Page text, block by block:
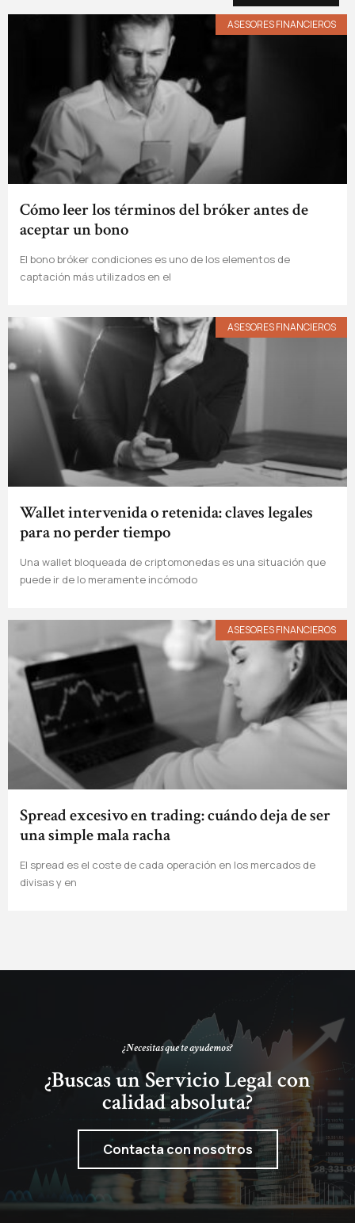
ASESORES FINANCIEROS
Cómo leer los términos del bróker antes de
aceptar un bono
El bono bróker condiciones es uno de los elementos de
captación más utilizados en el
ASESORES FINANCIEROS
Wallet intervenida o retenida: claves legales
para no perder tiempo
Una wallet bloqueada de criptomonedas es una situación que
puede ir de lo meramente incómodo
ASESORES FINANCIEROS
Spread excesivo en trading: cuándo deja de ser
una simple mala racha
El spread es el coste de cada operación en los mercados de
divisas y en
¿Necesitas que te ayudemos?
¿Buscas un Servicio Legal con
calidad absoluta?
Contacta con nosotros